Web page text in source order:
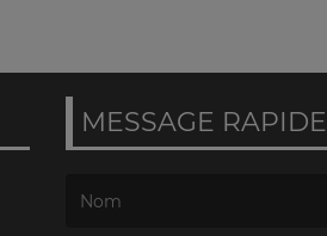
MESSAGE RAPIDE